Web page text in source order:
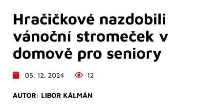
Hračičkové nazdobili
vánoční stromeček v
domově pro seniory
05. 12. 2024 12
AUTOR: LIBOR KÁLMÁN